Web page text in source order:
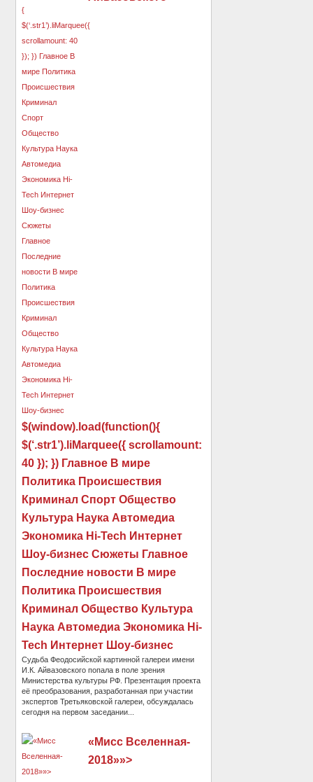
$(window).load(function(){
$(‘.str1’).liMarquee({ scrollamount:
40 }); }) Главное В мире
Политика Происшествия
Криминал Спорт Общество
Культура Наука Автомедиа
Экономика Hi-Tech Интернет
Шоу-бизнес Сюжеты Главное
Последние новости В мире
Политика Происшествия
Криминал Общество Культура
Наука Автомедиа Экономика Hi-
Tech Интернет Шоу-бизнес
Судьба Феодосийской картинной галереи имени
И.К. Айвазовского попала в поле зрения
Министерства культуры РФ. Презентация проекта
её преобразования, разработанная при участии
экспертов Третьяковской галереи, обсуждалась
сегодня на первом заседании...
«Мисс Вселенная-
2018»»>